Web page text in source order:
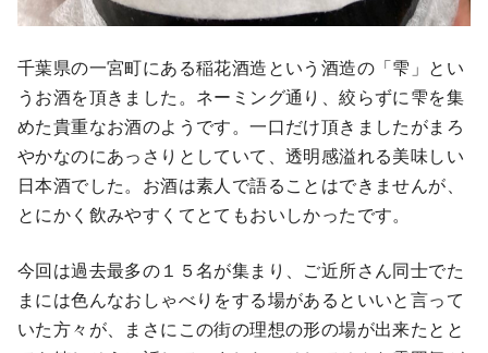
千葉県の一宮町にある稲花酒造という酒造の「雫」とい
うお酒を頂きました。ネーミング通り、絞らずに雫を集
めた貴重なお酒のようです。一口だけ頂きましたがまろ
やかなのにあっさりとしていて、透明感溢れる美味しい
日本酒でした。お酒は素人で語ることはできませんが、
とにかく飲みやすくてとてもおいしかったです。
今回は過去最多の１５名が集まり、ご近所さん同士でた
まには色んなおしゃべりをする場があるといいと言って
いた方々が、まさにこの街の理想の形の場が出来たとと